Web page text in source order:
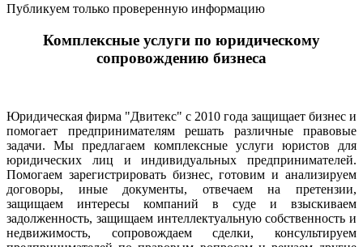
Публикуем только проверенную информацию
Комплексные услуги по юридическому
сопровождению бизнеса
Юридическая фирма "Двитекс" с 2010 года защищает бизнес и
помогает предпринимателям решать различные правовые
задачи. Мы предлагаем комплексные услуги юристов для
юридических лиц и индивидуальных предпринимателей.
Помогаем зарегистрировать бизнес, готовим и анализируем
договоры, иные документы, отвечаем на претензии,
защищаем интересы компаний в суде и взыскиваем
задолженность, защищаем интеллектуальную собственность и
недвижимость, сопровождаем сделки, консультируем